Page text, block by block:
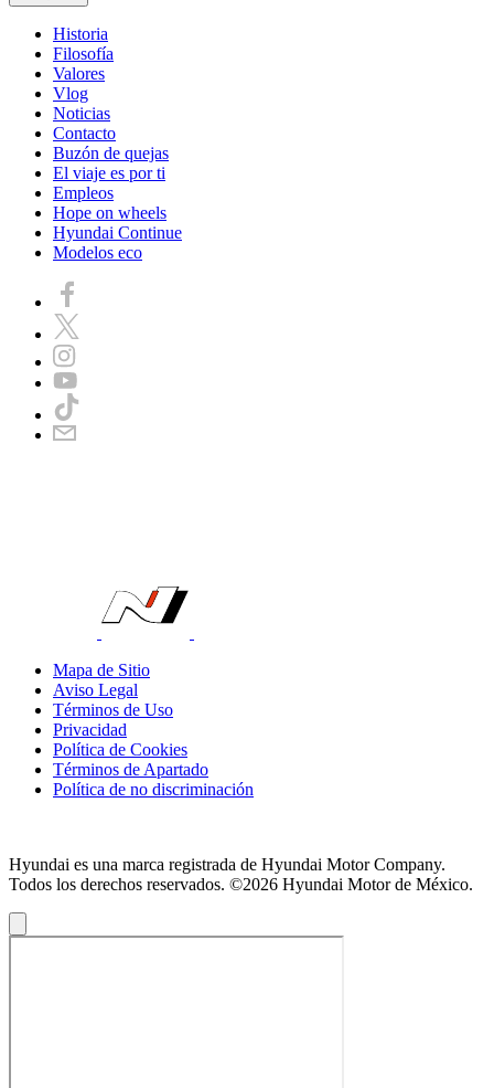
Historia
Filosofía
Valores
Vlog
Noticias
Contacto
Buzón de quejas
El viaje es por ti
Empleos
Hope on wheels
Hyundai Continue
Modelos eco
Mapa de Sitio
Aviso Legal
Términos de Uso
Privacidad
Política de Cookies
Términos de Apartado
Política de no discriminación
Hyundai es una marca registrada de Hyundai Motor Company.
Todos los derechos reservados. ©2026 Hyundai Motor de México.